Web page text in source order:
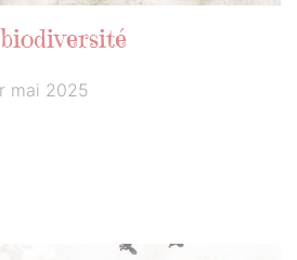
mai 2025